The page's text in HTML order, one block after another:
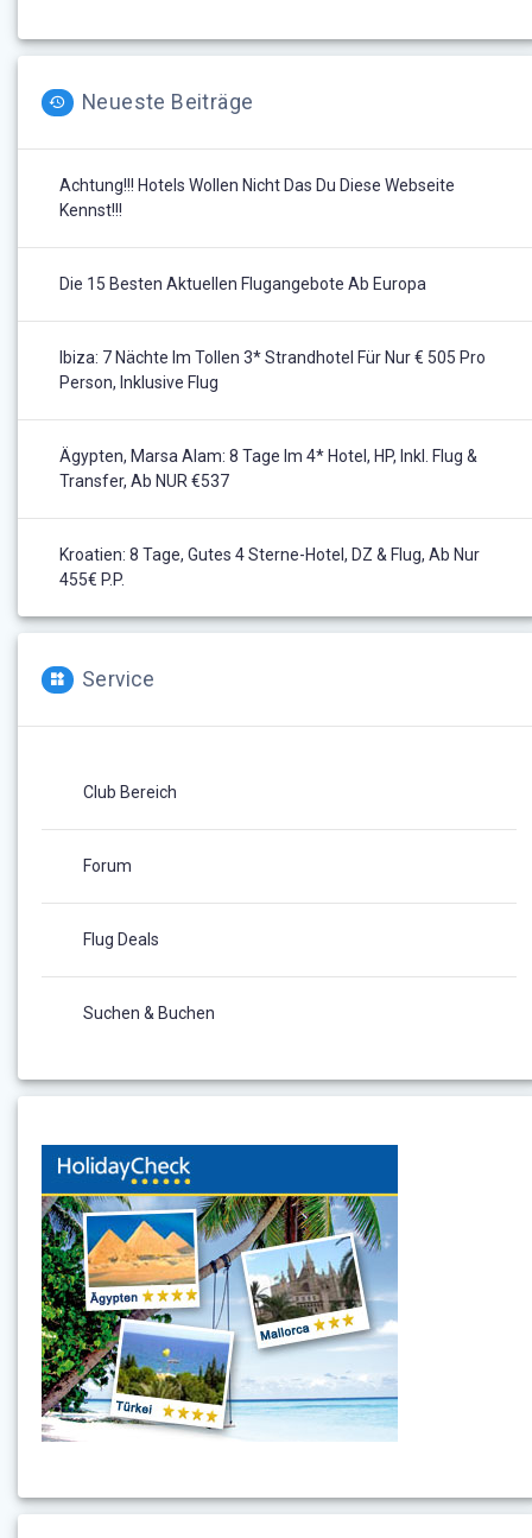
Neueste Beiträge
Achtung!!! Hotels Wollen Nicht Das Du Diese Webseite
Kennst!!!
Die 15 Besten Aktuellen Flugangebote Ab Europa
Ibiza: 7 Nächte Im Tollen 3* Strandhotel Für Nur € 505 Pro
Person, Inklusive Flug
Ägypten, Marsa Alam: 8 Tage Im 4* Hotel, HP, Inkl. Flug &
Transfer, Ab NUR €537
Kroatien: 8 Tage, Gutes 4 Sterne-Hotel, DZ & Flug, Ab Nur
455€ P.P.
Service
Club Bereich
Forum
Flug Deals
Suchen & Buchen